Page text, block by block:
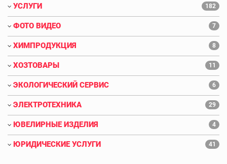
УСЛУГИ 182
ФОТО ВИДЕО 7
ХИМПРОДУКЦИЯ 8
ХОЗТОВАРЫ 11
ЭКОЛОГИЧЕСКИЙ СЕРВИС 6
ЭЛЕКТРОТЕХНИКА 29
ЮВЕЛИРНЫЕ ИЗДЕЛИЯ 4
ЮРИДИЧЕСКИЕ УСЛУГИ 41